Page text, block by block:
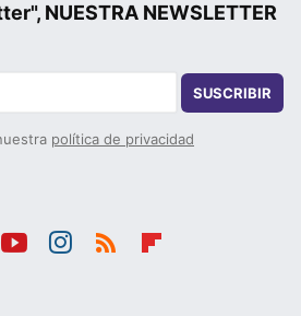
NUESTRA NEWSLETTER
SUSCRIBIR
política de privacidad